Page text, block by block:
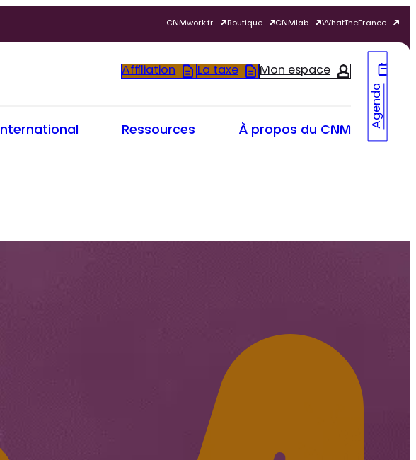
CNMwork.fr Boutique CNMlab WhatTheFrance
Affiliation La taxe Mon espace
Ressources À propos du CNM
Agenda